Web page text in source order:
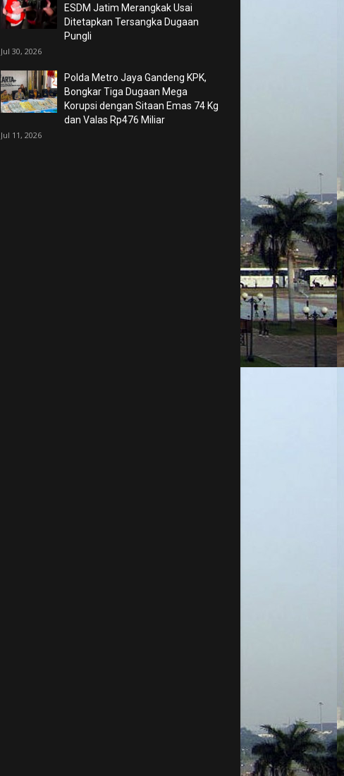
ESDM Jatim Merangkak Usai
Ditetapkan Tersangka Dugaan
Pungli
Jul 30, 2026
Polda Metro Jaya Gandeng KPK,
Bongkar Tiga Dugaan Mega
Korupsi dengan Sitaan Emas 74 Kg
dan Valas Rp476 Miliar
Jul 11, 2026